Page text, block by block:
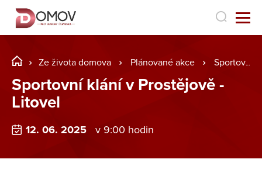
Ze života domova Plánované akce Sportovní klání v Prostějově - Litovel
Sportovní klání v Prostějově -
Litovel
12. 06. 2025 v 9:00 hodin